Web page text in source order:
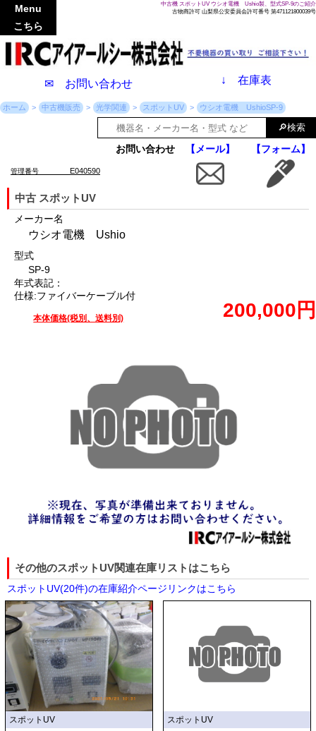
中古機 スポットUV ウシオ電機 Ushio製、型式SP-9のご紹介
古物商許可 山梨県公安委員会許可番号 第471121800039号
✉ お問い合わせ ↓ 在庫表
Menu
こちら
ホーム 中古機販売 光学関連 スポットUV ウシオ電機 UshioSP-9
お問い合わせ 【メール】 【フォーム】
管理番号 E040590
中古 スポットUV
メーカー名
ウシオ電機 Ushio
型式
SP-9
年式表記：
仕様:ファイバーケーブル付
本体価格(税別、送料別) 200,000円
その他のスポットUV関連在庫リストはこちら
スポットUV(20件)の在庫紹介ページリンクはこちら
スポットUV スポットUV